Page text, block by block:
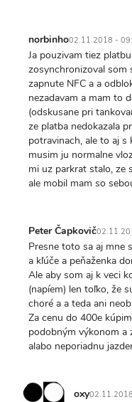
norbinho02.11.2018 -
Ja pouzivam tiez
zosynchronizoval som
zapnute NFC a a
nezadavam a mam to
(odskusane pri
ze platba nedokazala
potravinach, ale to aj
musim ju normalne
mi uz parkrat stalo, ze
ale mobil mam so
Peter Čapkovič
Presne toto sa aj mne
a kľúče a peňaženka
Ale aby som aj k veci
(napíem) len toľko, že
choré a a teda ani
Za cenu do 400e
podobným výkonom a
alabo neporiadnu
oxy